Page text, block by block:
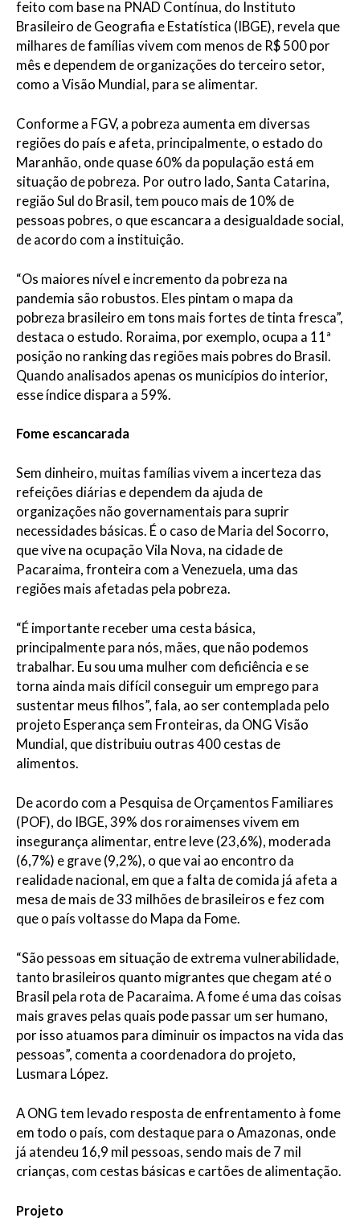
feito com base na PNAD Contínua, do Instituto
Brasileiro de Geografia e Estatística (IBGE), revela que
milhares de famílias vivem com menos de R$ 500 por
mês e dependem de organizações do terceiro setor,
como a Visão Mundial, para se alimentar.
Conforme a FGV, a pobreza aumenta em diversas
regiões do país e afeta, principalmente, o estado do
Maranhão, onde quase 60% da população está em
situação de pobreza. Por outro lado, Santa Catarina,
região Sul do Brasil, tem pouco mais de 10% de
pessoas pobres, o que escancara a desigualdade social,
de acordo com a instituição.
“Os maiores nível e incremento da pobreza na
pandemia são robustos. Eles pintam o mapa da
pobreza brasileiro em tons mais fortes de tinta fresca”,
destaca o estudo. Roraima, por exemplo, ocupa a 11ª
posição no ranking das regiões mais pobres do Brasil.
Quando analisados apenas os municípios do interior,
esse índice dispara a 59%.
Fome escancarada
Sem dinheiro, muitas famílias vivem a incerteza das
refeições diárias e dependem da ajuda de
organizações não governamentais para suprir
necessidades básicas. É o caso de Maria del Socorro,
que vive na ocupação Vila Nova, na cidade de
Pacaraima, fronteira com a Venezuela, uma das
regiões mais afetadas pela pobreza.
“É importante receber uma cesta básica,
principalmente para nós, mães, que não podemos
trabalhar. Eu sou uma mulher com deficiência e se
torna ainda mais difícil conseguir um emprego para
sustentar meus filhos”, fala, ao ser contemplada pelo
projeto Esperança sem Fronteiras, da ONG Visão
Mundial, que distribuiu outras 400 cestas de
alimentos.
De acordo com a Pesquisa de Orçamentos Familiares
(POF), do IBGE, 39% dos roraimenses vivem em
insegurança alimentar, entre leve (23,6%), moderada
(6,7%) e grave (9,2%), o que vai ao encontro da
realidade nacional, em que a falta de comida já afeta a
mesa de mais de 33 milhões de brasileiros e fez com
que o país voltasse do Mapa da Fome.
“São pessoas em situação de extrema vulnerabilidade,
tanto brasileiros quanto migrantes que chegam até o
Brasil pela rota de Pacaraima. A fome é uma das coisas
mais graves pelas quais pode passar um ser humano,
por isso atuamos para diminuir os impactos na vida das
pessoas”, comenta a coordenadora do projeto,
Lusmara López.
A ONG tem levado resposta de enfrentamento à fome
em todo o país, com destaque para o Amazonas, onde
já atendeu 16,9 mil pessoas, sendo mais de 7 mil
crianças, com cestas básicas e cartões de alimentação.
Projeto